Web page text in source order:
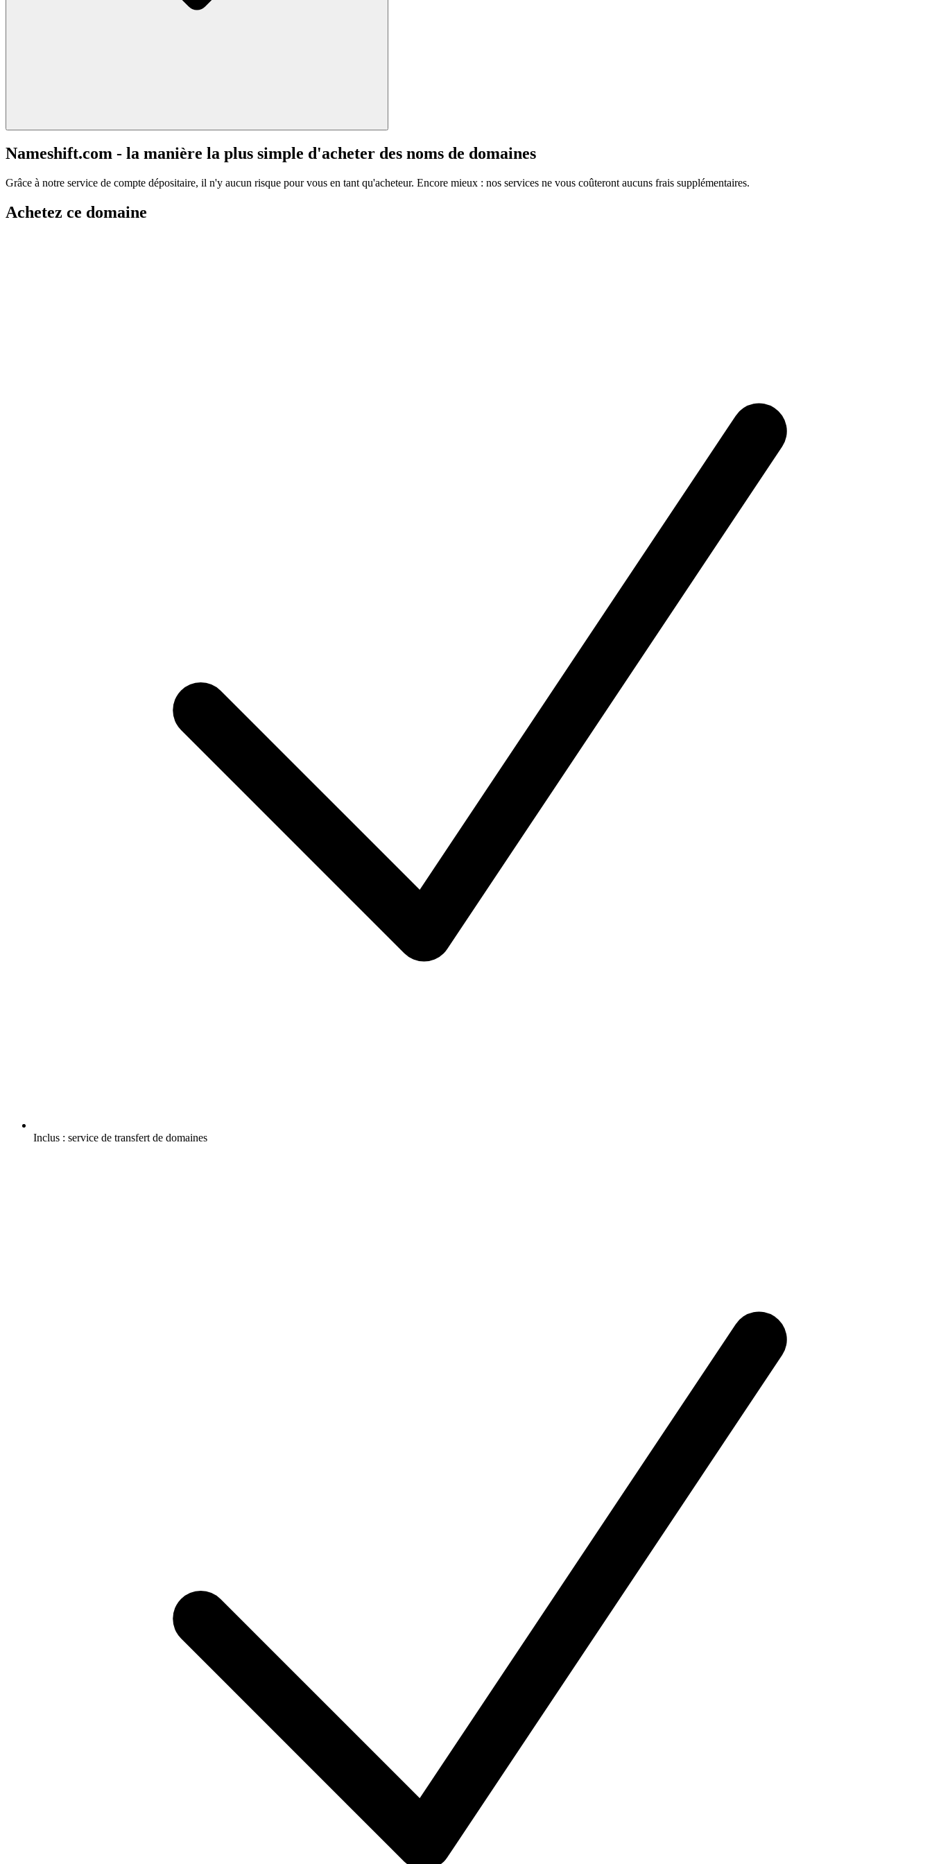
Nameshift.com - la manière la plus simple d'acheter des noms de domaines
Grâce à notre service de compte dépositaire, il n'y aucun risque pour vous en tant qu'acheteur. Encore mieux : nos services ne vous coûteront aucuns frais supplémentaires.
Achetez ce domaine
Inclus : service de transfert de domaines